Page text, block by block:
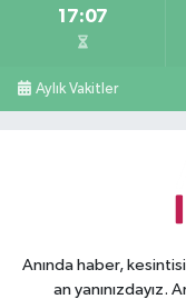
17:07
Aylık Vakitler
Anında haber,
an yanınızdayız.